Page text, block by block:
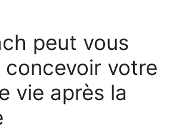
peut vous
concevoir votre
vie après la